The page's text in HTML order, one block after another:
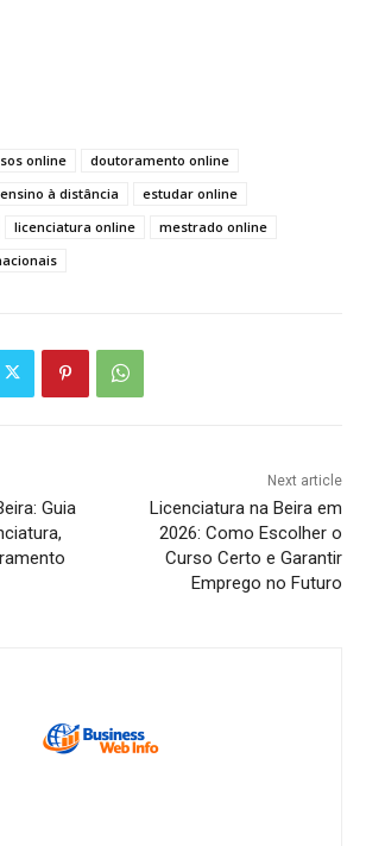
online
doutoramento online
ensino à distância
estudar online
licenciatura online
mestrado online
Guia
Next article
Licenciatura na Beira em
2026: Como Escolher o
Curso Certo e Garantir
Emprego no Futuro